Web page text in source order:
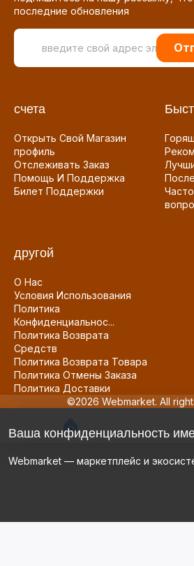
последние обновления
счета
Открыть Свой Магазин
профиль
Отслеживать Заказ
Помощь И Поддержка
Билет Поддержки
другой
О Нас
Условия Использования
Политика
Конфиденциальнос...
Политика Возврата
Средств
Политика Возврата Товара
Политика Отмены Заказа
Политика Доставки
©2026 Webmarket. All
Ваша конфиденциальность
Webmarket — маркетплейс и